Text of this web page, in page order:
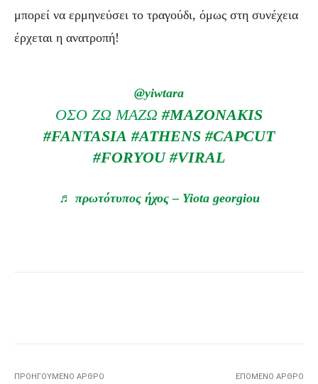
μπορεί να ερμηνεύσει το τραγούδι, όμως στη συνέχεια
έρχεται η ανατροπή!
@yiwtara
ΌΣΟ ΖΩ ΜΑΖΩ #MAZONAKIS
#FANTASIA #ATHENS #CAPCUT
#FORYOU #VIRAL
♬ πρωτότυπος ήχος – Yiota georgiou
ΠΡΟΗΓΟΎΜΕΝΟ ΆΡΘΡΟ ΕΠΌΜΕΝΟ ΆΡΘΡΟ